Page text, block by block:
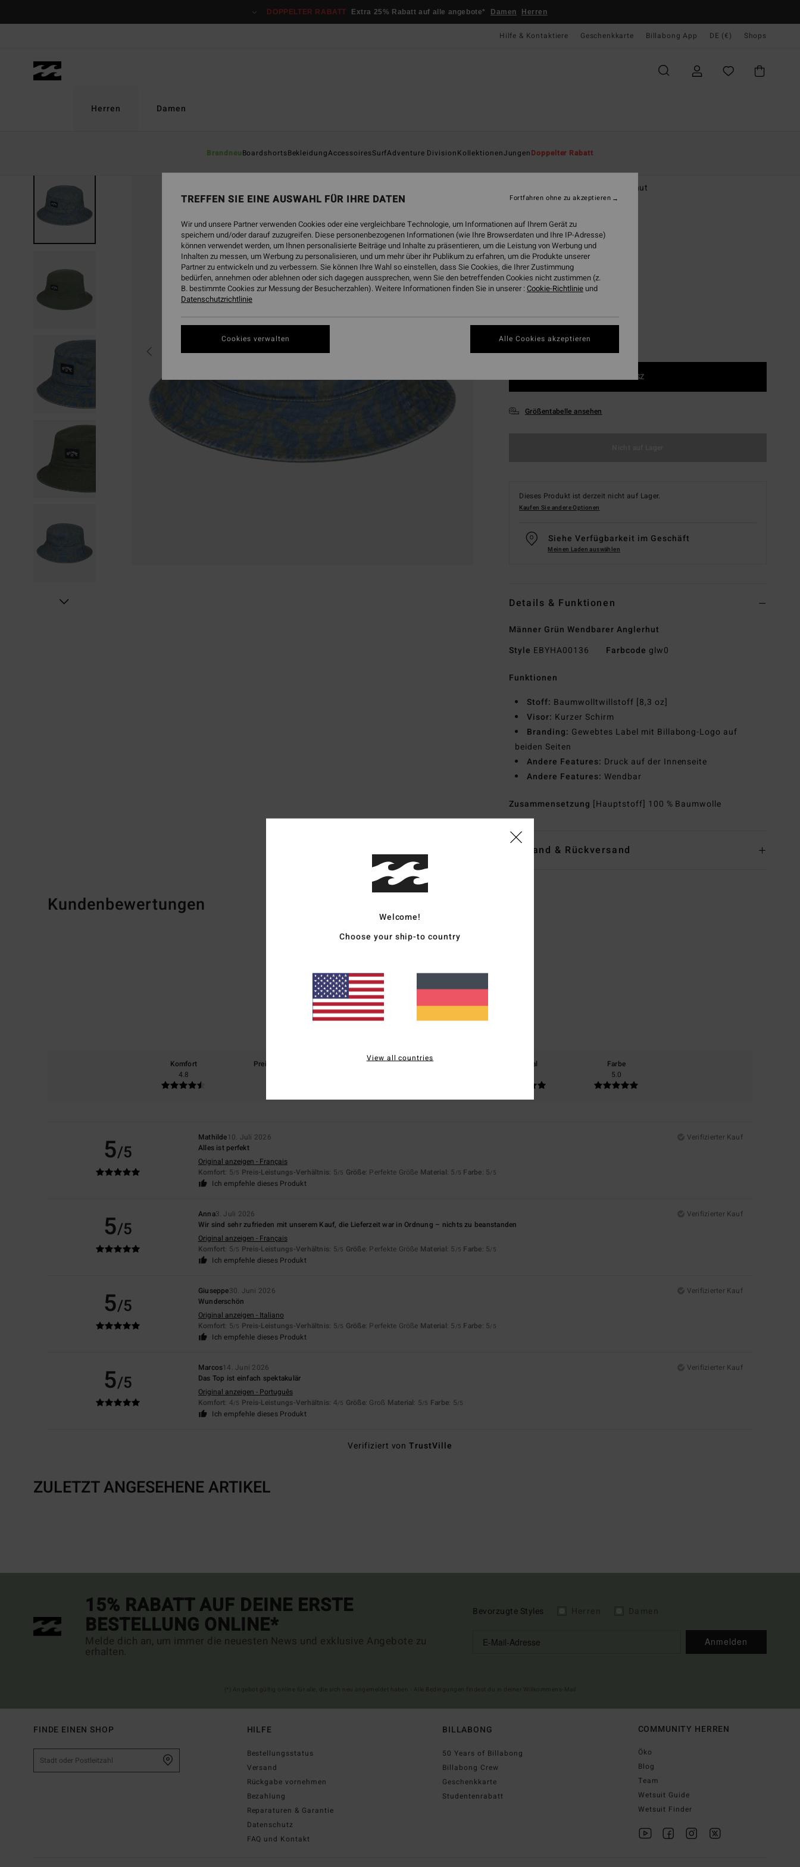
DOPPELTER RABATT Extra 25% Rabatt auf alle angebote* Damen Herren
Hilfe & Kontaktiere Geschenkkarte Billabong App DE (€) Shops
Herren
BrandneuBoardshortsBekleidungAccessoiresSurfAdventure DivisionKollektionenJungenDoppelter Rabatt
Damen
Sundays
Männer Grün Wendbarer Anglerhut
39,95 €
DOPPELTER RABATT EXTRA 25%
FarbeMoss Green
1SZ
Größentabelle ansehen
Dieses Produkt ist derzeit nicht auf Lager.
Kaufen Sie andere Optionen
Siehe Verfügbarkeit im Geschäft
Meinen Laden auswählen
Details & Funktionen
Männer Grün Wendbarer Anglerhut
Style EBYHA00136 Farbcode glw0
Funktionen
Stoff: Baumwolltwillstoff [8,3 oz]
Visor: Kurzer Schirm
Branding: Gewebtes Label mit Billabong-Logo auf
beiden Seiten
Andere Features: Druck auf der Innenseite
Andere Features: Wendbar
Zusammensetzung [Hauptstoff] 100 % Baumwolle
Versand & Rückversand
Kundenbewertungen
5.0
basierend auf4 verifizierten Bewertungenseit Juni 2026
Komfort
4.8
Preis-Leistungs-Verhältnis
Größe
Material
Farbe
5.0
5/5
Mathilde10. Juli 2026
Verifizierter Kauf
Alles ist perfekt
Original anzeigen - Français
Komfort: 5/5 Preis-Leistungs-Verhältnis: 5/5 Größe: Perfekte Größe Material: 5 /5 Farbe: 5/5
Ich empfehle dieses Produkt
5/5
Anna3. Juli 2026
Verifizierter Kauf
Wir sind sehr zufrieden mit unserem Kauf, die Lieferzeit war in Ordnung – nichts zu beanstanden
Original anzeigen - Français
Komfort: 5/5 Preis-Leistungs-Verhältnis: 5/5 Größe: Perfekte Größe Material: 5 /5 Farbe: 5/5
Ich empfehle dieses Produkt
5/5
Giuseppe30. Juni 2026
Verifizierter Kauf
Wunderschön
Original anzeigen - Italiano
Komfort: 5/5 Preis-Leistungs-Verhältnis: 5/5 Größe: Perfekte Größe Material: 5 /5 Farbe: 5/5
Ich empfehle dieses Produkt
5/5
Marcos14. Juni 2026
Verifizierter Kauf
Das Top ist einfach spektakulär
Original anzeigen - Português
Komfort: 4/5 Preis-Leistungs-Verhältnis: 4/5 Größe: Groß Material: 5/5 Farbe: 5/5
Ich empfehle dieses Produkt
Verifiziert vonTrustVille
ZULETZT ANGESEHENE ARTIKEL
15% RABATT AUF DEINE ERSTE
BESTELLUNG ONLINE*
Melde dich an, um immer die neuesten News und exklusive Angebote zu
erhalten.
Bevorzugte Styles
Anmelden
FINDE EINEN SHOP HILFE
Bestellungsstatus
Versand
Rückgabe vornehmen
Bezahlung
Reparaturen & Garantie
Datenschutz
FAQ und Kontakt
BILLABONG
50 Years of Billabong
Billabong Crew
Geschenkkarte
Studentenrabatt
COMMUNITY HERREN
Öko
Blog
Team
Wetsuit Guide
Wetsuit Finder
Welcome!
Choose your ship-to country
View all countries
TREFFEN SIE EINE AUSWAHL FÜR IHRE DATEN
Wir und unsere Partner verwenden Cookies oder eine vergleichbare Technologie, um Informationen auf Ihrem Gerät zu
speichern und/oder darauf zuzugreifen. Diese personenbezogenen Informationen (wie Ihre Browserdaten und Ihre IP-Adresse)
können verwendet werden, um Ihnen personalisierte Beiträge und Inhalte zu präsentieren, um die Leistung von Werbung und
Inhalten zu messen, um Werbung zu personalisieren, und um mehr über ihr Publikum zu erfahren, um die Produkte unserer
Partner zu entwickeln und zu verbessern. Sie können Ihre Wahl so einstellen, dass Sie Cookies, die Ihrer Zustimmung
bedürfen, annehmen oder ablehnen oder sich dagegen aussprechen, wenn Sie den betreffenden Cookies nicht zustimmen (z.
B. bestimmte Cookies zur Messung der Besucherzahlen). Weitere Informationen finden Sie in unserer :Cookie-Richtlinie und
Datenschutzrichtlinie
Cookies verwalten
Fortfahren ohne zu akzeptieren
Alle Cookies akzeptieren